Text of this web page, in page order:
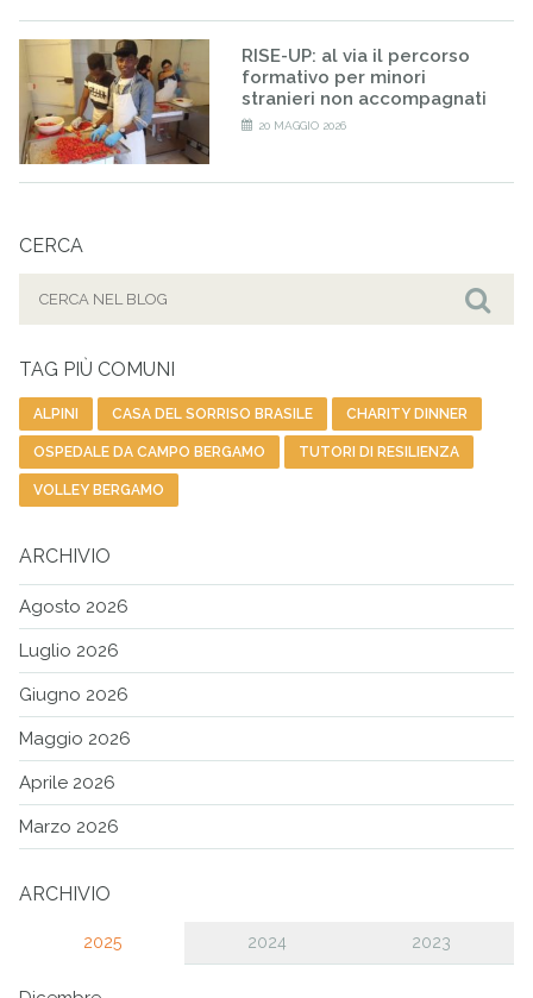
RISE-UP: al via il percorso
formativo per minori
stranieri non accompagnati
20 MAGGIO 2026
CERCA
TAG PIÙ COMUNI
ALPINI CASA DEL SORRISO BRASILE CHARITY DINNER
OSPEDALE DA CAMPO BERGAMO TUTORI DI RESILIENZA
VOLLEY BERGAMO
ARCHIVIO
Agosto 2026
Luglio 2026
Giugno 2026
Maggio 2026
Aprile 2026
Marzo 2026
ARCHIVIO
2025 2024 2023